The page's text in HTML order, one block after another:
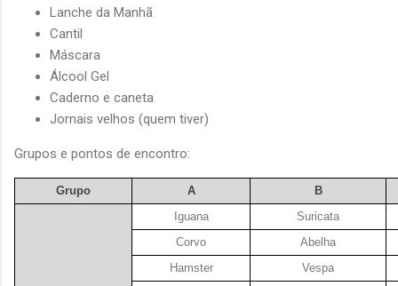
Lanche da Manhã
Cantil
Máscara
Álcool Gel
Caderno e caneta
Jornais velhos (quem tiver)
Grupos e pontos de encontro:
Grupo A B
Iguana
Suricata
Corvo
Abelha
Hamster
Vespa